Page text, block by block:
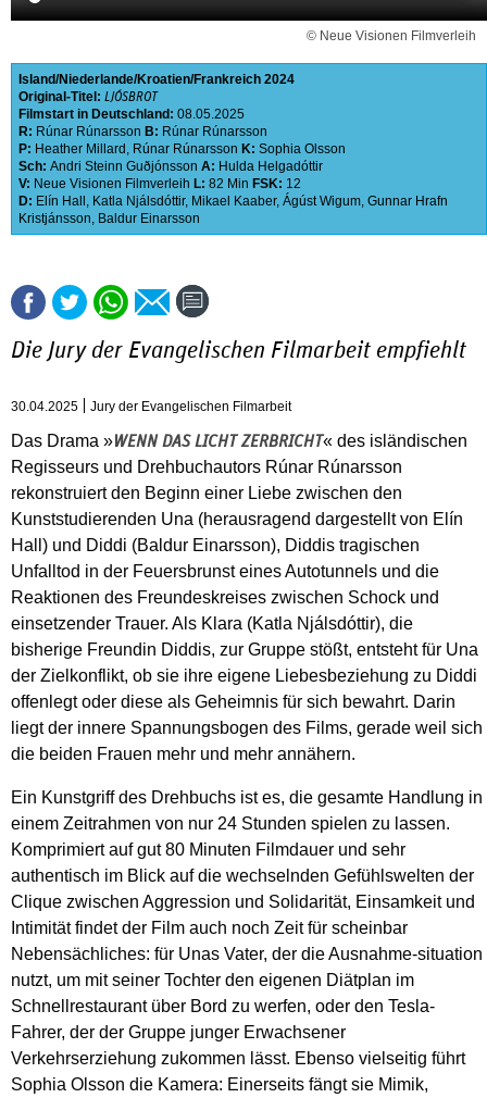
© Neue Visionen Filmverleih
Island Niederlande Kroatien Frankreich 2024
Original-Titel: LJÓSBROT
Filmstart in Deutschland: 08.05.2025
R: Rúnar Rúnarsson B: Rúnar Rúnarsson
P: Heather Millard , Rúnar Rúnarsson K: Sophia Olsson
Sch: Andri Steinn Guðjónsson A: Hulda Helgadóttir
V: Neue Visionen Filmverleih L: 82 Min FSK: 12
D: Elín Hall , Katla Njálsdóttir, Mikael Kaaber, Ágúst Wigum, Gunnar Hrafn
Kristjánsson, Baldur Einarsson
Die Jury der Evangelischen Filmarbeit empfiehlt
30.04.2025 Jury der Evangelischen Filmarbeit
Das Drama » WENN DAS LICHT ZERBRICHT« des isländischen
Regisseurs und Drehbuchautors Rúnar Rúnarsson
rekonstruiert den Beginn einer Liebe zwischen den
Kunststudierenden Una (herausragend dargestellt von Elín
Hall) und Diddi (Baldur Einarsson), Diddis tragischen
Unfalltod in der Feuersbrunst eines Autotunnels und die
Reaktionen des Freundeskreises zwischen Schock und
einsetzender Trauer. Als Klara (Katla Njálsdóttir), die
bisherige Freundin Diddis, zur Gruppe stößt, entsteht für Una
der Zielkonflikt, ob sie ihre eigene Liebesbeziehung zu Diddi
offenlegt oder diese als Geheimnis für sich bewahrt. Darin
liegt der innere Spannungsbogen des Films, gerade weil sich
die beiden Frauen mehr und mehr annähern.
Ein Kunstgriff des Drehbuchs ist es, die gesamte Handlung in
einem Zeitrahmen von nur 24 Stunden spielen zu lassen.
Komprimiert auf gut 80 Minuten Filmdauer und sehr
authentisch im Blick auf die wechselnden Gefühlswelten der
Clique zwischen Aggression und Solidarität, Einsamkeit und
Intimität findet der Film auch noch Zeit für scheinbar
Nebensächliches: für Unas Vater, der die Ausnahme-situation
nutzt, um mit seiner Tochter den eigenen Diätplan im
Schnellrestaurant über Bord zu werfen, oder den Tesla-
Fahrer, der der Gruppe junger Erwachsener
Verkehrserziehung zukommen lässt. Ebenso vielseitig führt
Sophia Olsson die Kamera: Einerseits fängt sie Mimik,